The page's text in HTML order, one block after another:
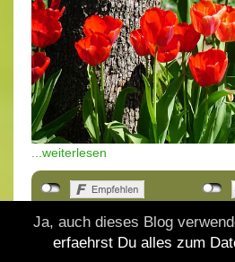
...weiterlesen
Ja, auch dieses Blog
erfaehrst Du alles zum